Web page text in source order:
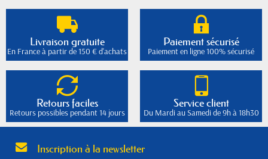
Livraison gratuite
En France à partir de 150 € d'achats
Paiement sécurisé
Paiement en ligne 100% sécurisé
Retours faciles
Retours possibles pendant 14 jours
Service client
Du Mardi au Samedi de 9h à 18h30
Inscription à la newsletter